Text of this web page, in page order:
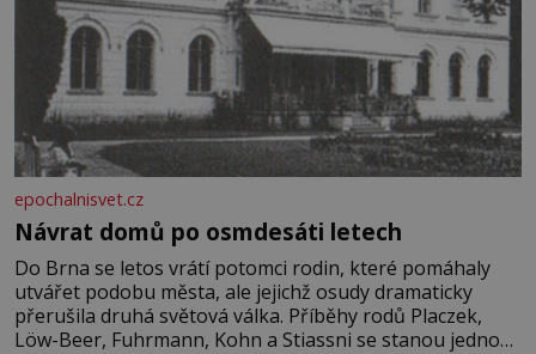
epochalnisvet.cz
Návrat domů po osmdesáti letech
Do Brna se letos vrátí potomci rodin, které pomáhaly
utvářet podobu města, ale jejichž osudy dramaticky
přerušila druhá světová válka. Příběhy rodů Placzek,
Löw-Beer, Fuhrmann, Kohn a Stiassni se stanou jednou